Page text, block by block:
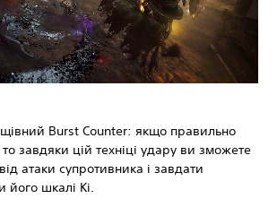
Burst Counter: якщо правильно
завдяки цій техніці удару ви зможете
атаки супротивника і завдати
його шкалі Ki.